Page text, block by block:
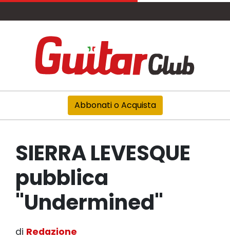
Abbonati o Acquista
SIERRA LEVESQUE
pubblica
"Undermined"
di Redazione